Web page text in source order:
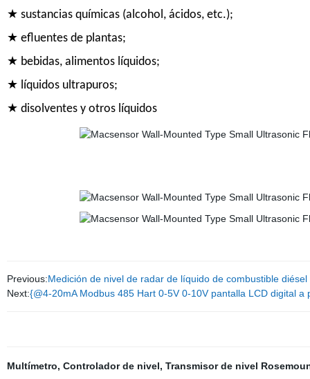
★ sustancias químicas (alcohol, ácidos, etc.);
★ efluentes de plantas;
★ bebidas, alimentos líquidos;
★ líquidos ultrapuros;
★ disolventes y otros líquidos
Previous:Medición de nivel de radar de líquido de combustible
Next:{@4-20mA Modbus 485 Hart 0-5V 0-10V pantalla LCD digital
Multímetro, Controlador de nivel, Transmisor de nivel